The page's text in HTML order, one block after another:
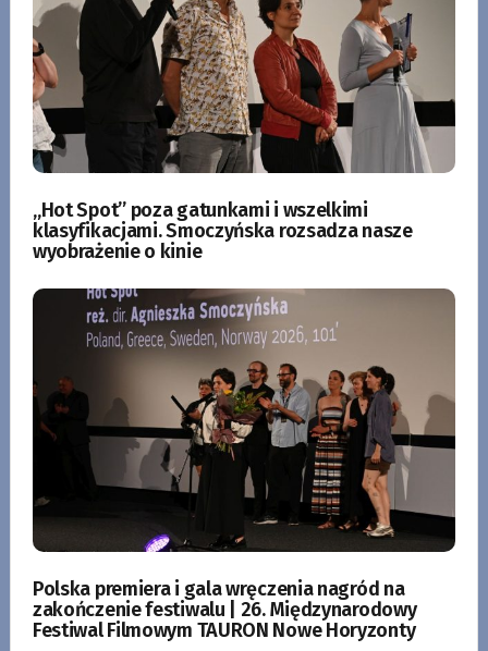
„Hot Spot” poza gatunkami i wszelkimi
klasyfikacjami. Smoczyńska rozsadza nasze
wyobrażenie o kinie
Polska premiera i gala wręczenia nagród na
zakończenie festiwalu | 26. Międzynarodowy
Festiwal Filmowym TAURON Nowe Horyzonty